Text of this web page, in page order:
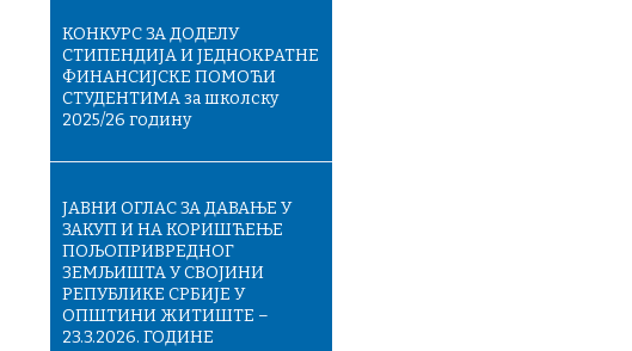
КОНКУРС ЗА ДОДЕЛУ
СТИПЕНДИЈА И ЈЕДНОКРАТНЕ
ФИНАНСИЈСКЕ ПОМОЋИ
СТУДЕНТИМА за школску
2025/26 годину
ЈАВНИ ОГЛАС ЗА ДАВАЊЕ У
ЗАКУП И НА КОРИШЋЕЊЕ
ПОЉОПРИВРЕДНОГ
ЗЕМЉИШТА У СВОЈИНИ
РЕПУБЛИКЕ СРБИЈЕ У
ОПШТИНИ ЖИТИШТЕ –
23.3.2026. ГОДИНЕ